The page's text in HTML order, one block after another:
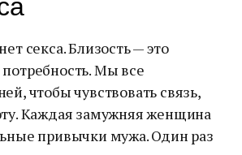
секса. Близость — это
Мы все
чтобы чувствовать связь,
Каждая замужняя женщина
привычки мужа. Один раз